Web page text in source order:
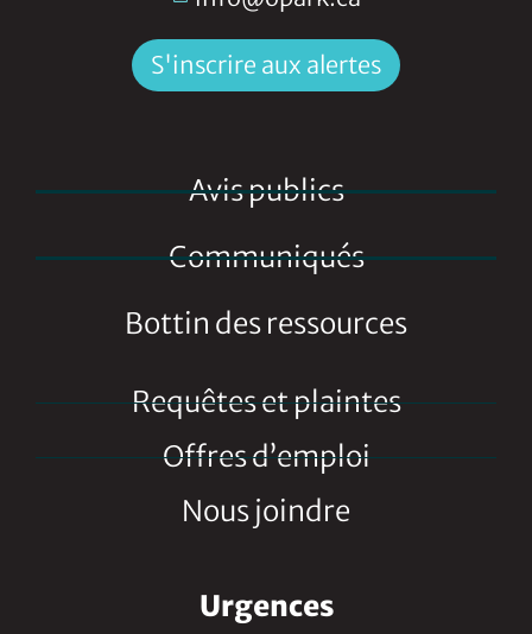
S'inscrire aux alertes
Avis publics
Communiqués
Bottin des ressources
Requêtes et plaintes
Offres d’emploi
Nous joindre
Urgences